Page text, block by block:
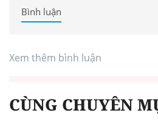
Bình luận
Xem thêm bình luận
CÙNG CHUYÊN